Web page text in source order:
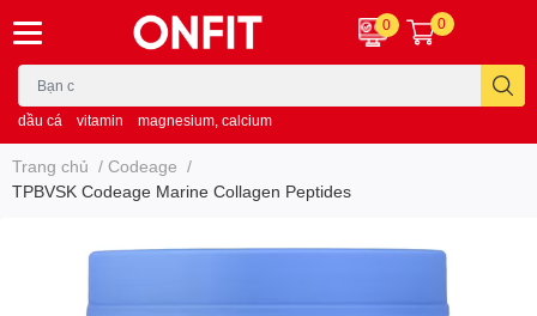
dầu cá vitamin magnesium, calcium
0 0
Trang chủ / Codeage /
TPBVSK Codeage Marine Collagen Peptides